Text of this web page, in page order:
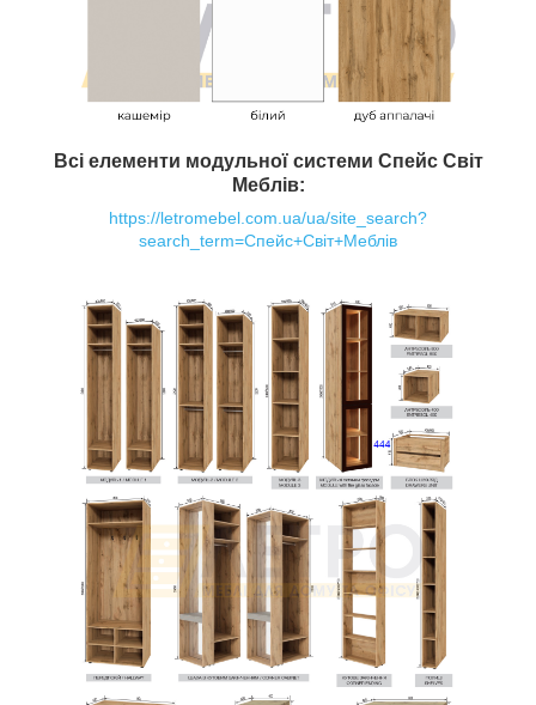
Всі елементи модульної системи Спейс Світ
Меблів:
https://letromebel.com.ua/ua/site_search?
search_term=Спейс+Світ+Меблів